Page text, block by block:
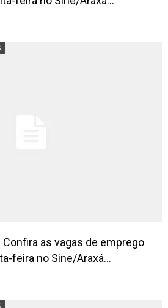
Confira as vagas de emprego
feira no Sine/Araxá…